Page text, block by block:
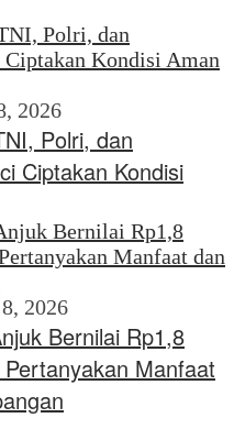
2026
Polri, dan
Ciptakan Kondisi
2026
Bernilai Rp1,8
Manfaat